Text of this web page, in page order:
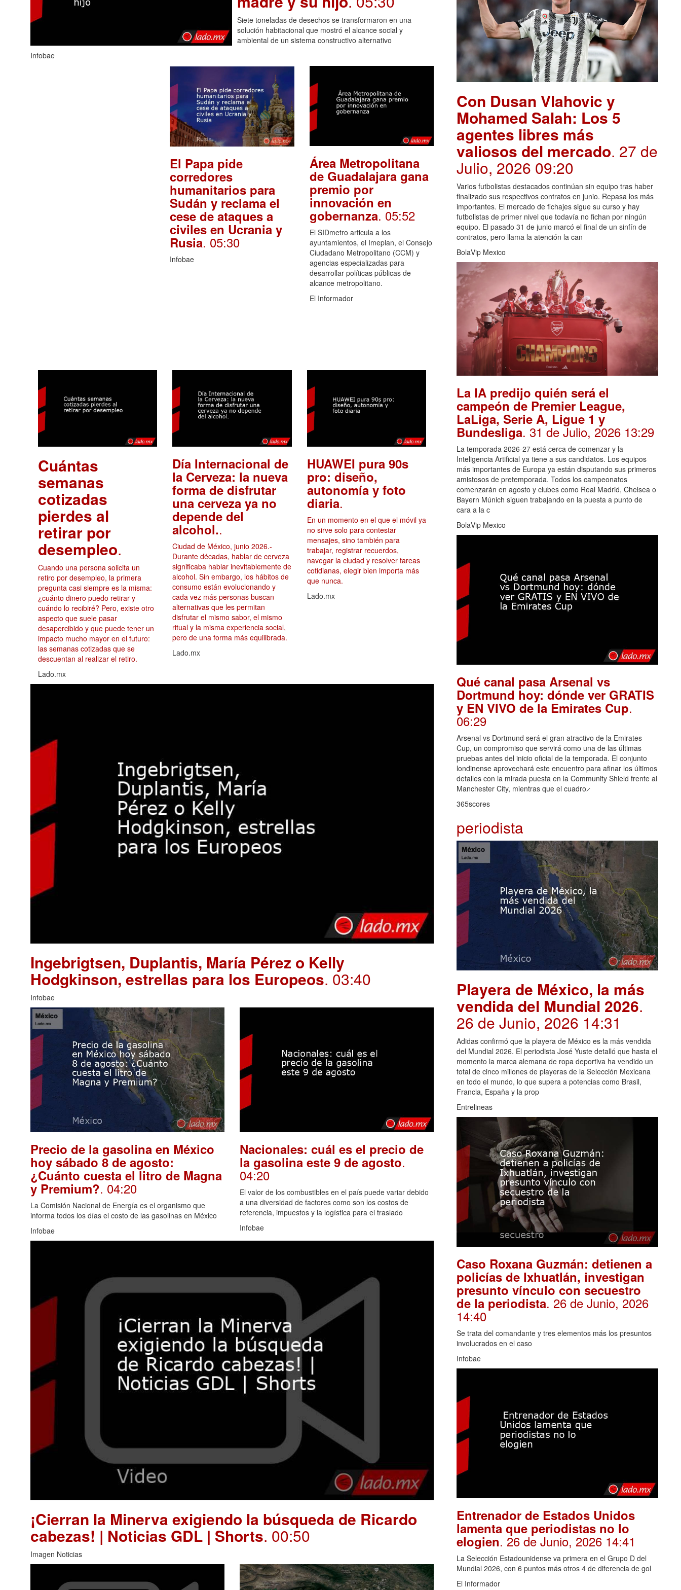
Siete toneladas de desechos se transformaron en una
solución habitacional que mostró el alcance social y
ambiental de un sistema constructivo alternativo
Infobae
El Papa pide
corredores
humanitarios para
Sudán y reclama el
cese de ataques a
civiles en Ucrania y
Rusia. 05:30
Infobae
Área Metropolitana
de Guadalajara gana
premio por
innovación en
gobernanza. 05:52
El SIDmetro articula a los
ayuntamientos, el Imeplan, el Consejo
Ciudadano Metropolitano (CCM) y
agencias especializadas para
desarrollar políticas públicas de
alcance metropolitano.
El Informador
Cuántas
semanas
cotizadas
pierdes al
retirar por
desempleo.
Cuando una persona solicita un
retiro por desempleo, la primera
pregunta casi siempre es la misma:
¿cuánto dinero puedo retirar y
cuándo lo recibiré? Pero, existe otro
aspecto que suele pasar
desapercibido y que puede tener un
impacto mucho mayor en el futuro:
las semanas cotizadas que se
descuentan al realizar el retiro.
Lado.mx
Día Internacional de
la Cerveza: la nueva
forma de disfrutar
una cerveza ya no
depende del
alcohol..
Ciudad de México, junio 2026.-
Durante décadas, hablar de cerveza
significaba hablar inevitablemente de
alcohol. Sin embargo, los hábitos de
consumo están evolucionando y
cada vez más personas buscan
alternativas que les permitan
disfrutar el mismo sabor, el mismo
ritual y la misma experiencia social,
pero de una forma más equilibrada.
Lado.mx
HUAWEI pura 90s
pro: diseño,
autonomía y foto
diaria.
En un momento en el que el móvil ya
no sirve solo para contestar
mensajes, sino también para
trabajar, registrar recuerdos,
navegar la ciudad y resolver tareas
cotidianas, elegir bien importa más
que nunca.
Lado.mx
Ingebrigtsen, Duplantis, María Pérez o Kelly
Hodgkinson, estrellas para los Europeos. 03:40
Infobae
Precio de la gasolina en México
hoy sábado 8 de agosto:
¿Cuánto cuesta el litro de Magna
y Premium?. 04:20
La Comisión Nacional de Energía es el organismo que
informa todos los días el costo de las gasolinas en México
Infobae
Nacionales: cuál es el precio de
la gasolina este 9 de agosto.
04:20
El valor de los combustibles en el país puede variar debido
a una diversidad de factores como son los costos de
referencia, impuestos y la logística para el traslado
Infobae
¡Cierran la Minerva exigiendo la búsqueda de Ricardo
cabezas! | Noticias GDL | Shorts. 00:50
Imagen Noticias
Con Dusan Vlahovic y
Mohamed Salah: Los 5
agentes libres más
valiosos del mercado. 27 de
Julio, 2026 09:20
Varios futbolistas destacados continúan sin equipo tras haber
finalizado sus respectivos contratos en junio. Repasa los más
importantes. El mercado de fichajes sigue su curso y hay
futbolistas de primer nivel que todavía no fichan por ningún
equipo. El pasado 31 de junio marcó el final de un sinfín de
contratos, pero llama la atención la can
BolaVip Mexico
La IA predijo quién será el
campeón de Premier League,
LaLiga, Serie A, Ligue 1 y
Bundesliga. 31 de Julio, 2026 13:29
La temporada 2026-27 está cerca de comenzar y la
Inteligencia Artificial ya tiene a sus candidatos. Los equipos
más importantes de Europa ya están disputando sus primeros
amistosos de pretemporada. Todos los campeonatos
comenzarán en agosto y clubes como Real Madrid, Chelsea o
Bayern Múnich siguen trabajando en la puesta a punto de
cara a la c
BolaVip Mexico
Qué canal pasa Arsenal vs
Dortmund hoy: dónde ver GRATIS
y EN VIVO de la Emirates Cup.
06:29
Arsenal vs Dortmund será el gran atractivo de la Emirates
Cup, un compromiso que servirá como una de las últimas
pruebas antes del inicio oficial de la temporada. El conjunto
londinense aprovechará este encuentro para afinar los últimos
detalles con la mirada puesta en la Community Shield frente al
Manchester City, mientras que el cuadro ̷
365scores
periodista
Playera de México, la más
vendida del Mundial 2026.
26 de Junio, 2026 14:31
Adidas confirmó que la playera de México es la más vendida
del Mundial 2026. El periodista José Yuste detalló que hasta el
momento la marca alemana de ropa deportiva ha vendido un
total de cinco millones de playeras de la Selección Mexicana
en todo el mundo, lo que supera a potencias como Brasil,
Francia, España y la prop
Entrelineas
Caso Roxana Guzmán: detienen a
policías de Ixhuatlán, investigan
presunto vínculo con secuestro
de la periodista. 26 de Junio, 2026
14:40
Se trata del comandante y tres elementos más los presuntos
involucrados en el caso
Infobae
Entrenador de Estados Unidos
lamenta que periodistas no lo
elogien. 26 de Junio, 2026 14:41
La Selección Estadounidense va primera en el Grupo D del
Mundial 2026, con 6 puntos más otros 4 de diferencia de gol
El Informador